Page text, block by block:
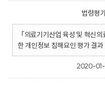
법령평
「의료기기산업 육성 및 혁신
한 개인정보 침해요인 평가 결과
2020-01-